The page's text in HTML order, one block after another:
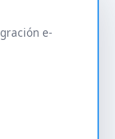
e-